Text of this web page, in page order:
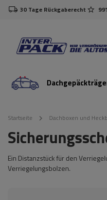
30 Tage Rückgaberecht
Startseite Dachboxen und
Ein Distanzstück für den
Verriegelungsbolzen.